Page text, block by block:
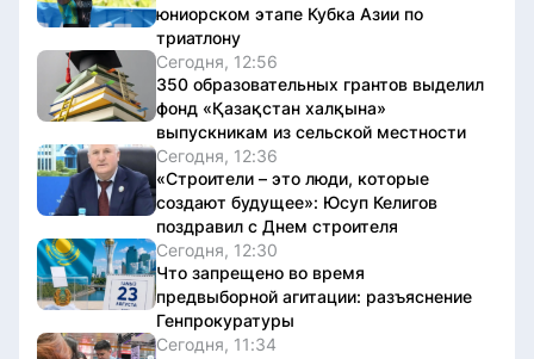
юниорском этапе Кубка Азии по
триатлону
Сегодня, 12:56
350 образовательных грантов выделил
фонд «Қазақстан халқына»
выпускникам из сельской местности
Сегодня, 12:36
«Строители – это люди, которые
создают будущее»: Юсуп Келигов
поздравил с Днем строителя
Сегодня, 12:30
Что запрещено во время
предвыборной агитации: разъяснение
Генпрокуратуры
Сегодня, 11:34